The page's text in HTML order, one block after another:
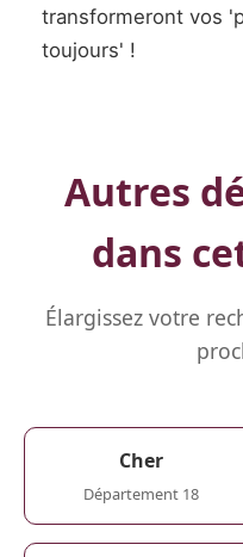
transformeront vos
toujours' !
Autres
dans
Élargissez votre
Cher
Département 18